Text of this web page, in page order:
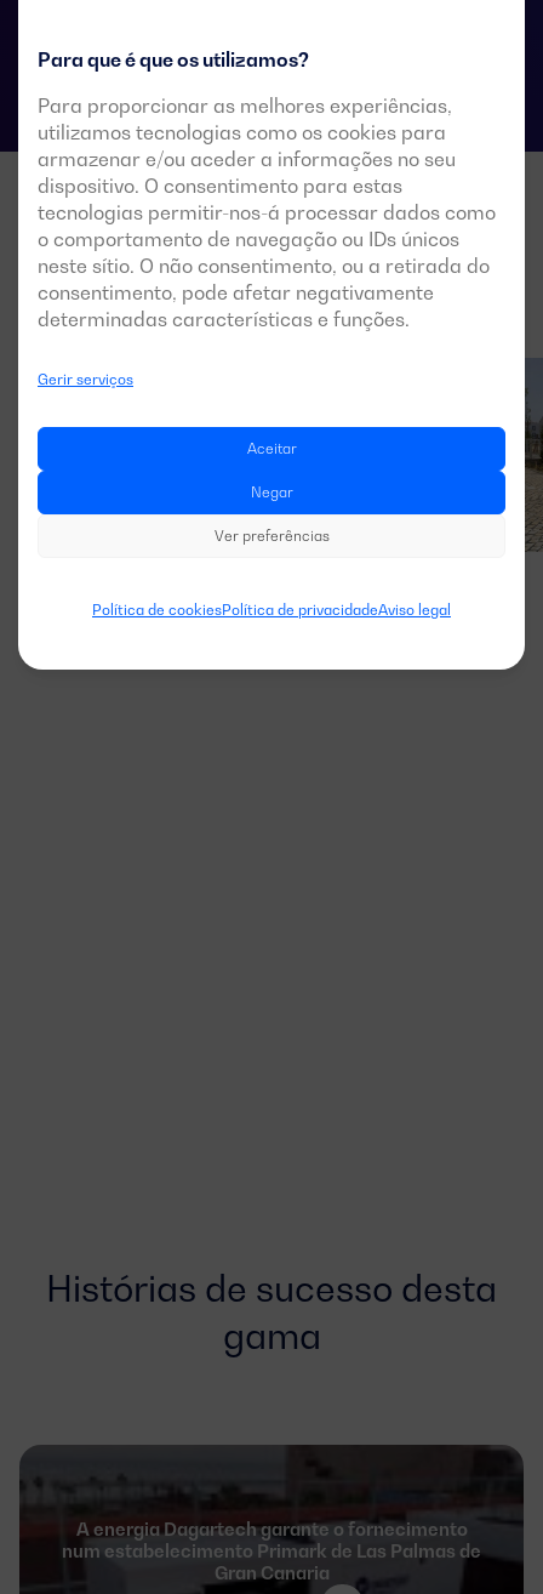
Para que é que os utilizamos?
Para proporcionar as melhores experiências,
utilizamos tecnologias como os cookies para
armazenar e/ou aceder a informações no seu
dispositivo. O consentimento para estas
tecnologias permitir-nos-á processar dados como
o comportamento de navegação ou IDs únicos
neste sítio. O não consentimento, ou a retirada do
consentimento, pode afetar negativamente
determinadas características e funções.
Gerir serviços
Aceitar
Negar
Ver preferências
Política de cookiesPolítica de privacidadeAviso legal
Histórias de sucesso desta
gama
A energia Dagartech garante o fornecimento
num estabelecimento Primark de Las Palmas de
Gran Canaria